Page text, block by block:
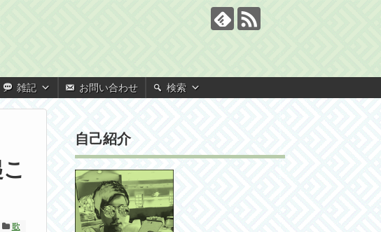
雑記 お問い合わせ 検索
歌
自己紹介